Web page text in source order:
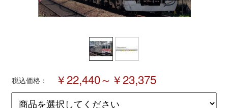
Bトレインショーティー
税込価格： ￥22,440～￥23,375